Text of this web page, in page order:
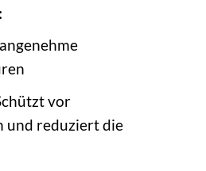
vor
und reduziert die